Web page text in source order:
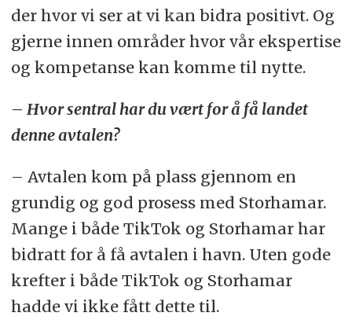
der hvor vi ser at vi kan bidra positivt. Og
gjerne innen områder hvor vår ekspertise
og kompetanse kan komme til nytte.
– Hvor sentral har du vært for å få landet
denne avtalen?
– Avtalen kom på plass gjennom en
grundig og god prosess med Storhamar.
Mange i både TikTok og Storhamar har
bidratt for å få avtalen i havn. Uten gode
krefter i både TikTok og Storhamar
hadde vi ikke fått dette til.